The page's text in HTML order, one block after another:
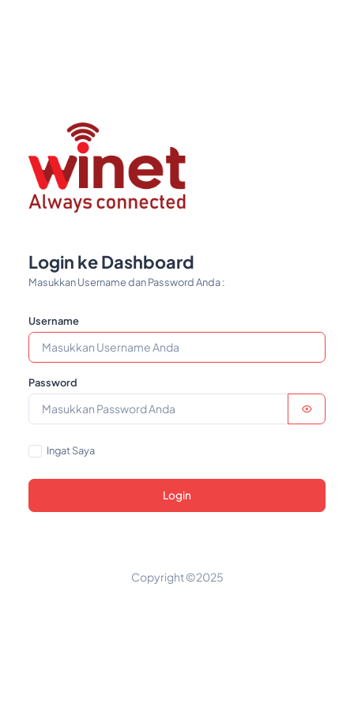
Login ke Dashboard
Masukkan Username dan Password Anda :
Username
Password
Ingat Saya
Login
Copyright ©2025